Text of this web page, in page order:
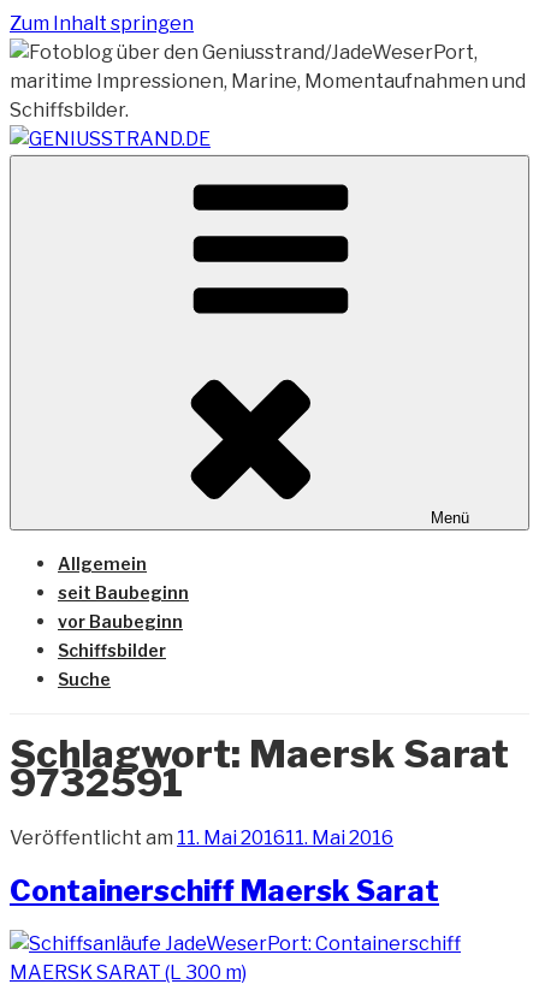
Zum Inhalt springen
GENIUSSTRAND.DE
Vom Geniusstrand zum JadeWeserPort/Container
Terminal Wilhelmshaven
Menü
Allgemein
seit Baubeginn
vor Baubeginn
Schiffsbilder
Suche
Schlagwort: Maersk Sarat
9732591
Veröffentlicht am 11. Mai 201611. Mai 2016
Containerschiff Maersk Sarat